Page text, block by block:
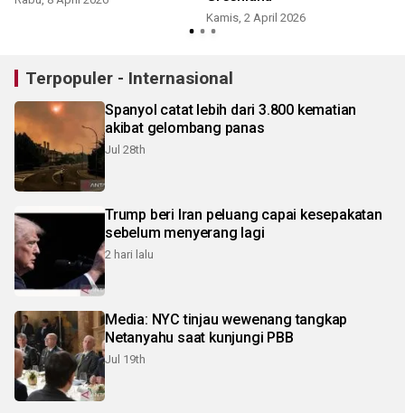
Kamis, 2 April 2026
Terpopuler - Internasional
Spanyol catat lebih dari 3.800 kematian
akibat gelombang panas
Jul 28th
Trump beri Iran peluang capai kesepakatan
sebelum menyerang lagi
2 hari lalu
Media: NYC tinjau wewenang tangkap
Netanyahu saat kunjungi PBB
Jul 19th